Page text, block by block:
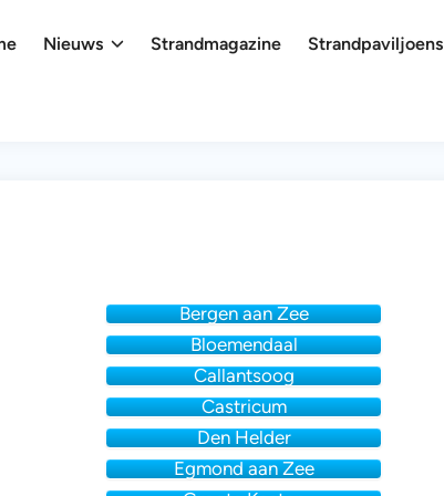
Nieuws Strandmagazine Strandpaviljoens
Bergen aan Zee
Bloemendaal
Callantsoog
Castricum
Den Helder
Egmond aan Zee